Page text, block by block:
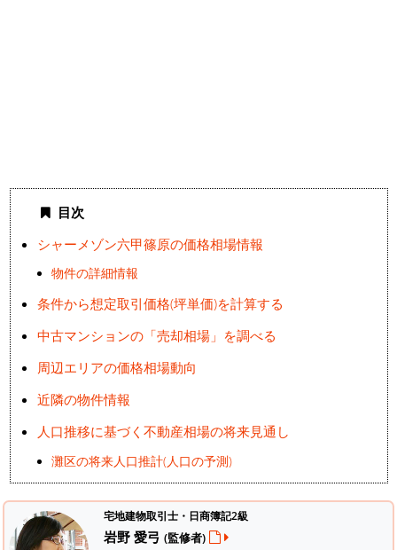
目次
シャーメゾン六甲篠原の価格相場情報
物件の詳細情報
条件から想定取引価格(坪単価)を計算する
中古マンションの「売却相場」を調べる
周辺エリアの価格相場動向
近隣の物件情報
人口推移に基づく不動産相場の将来見通し
灘区の将来人口推計(人口の予測)
宅地建物取引士・日商簿記2級
岩野 愛弓 (監修者)